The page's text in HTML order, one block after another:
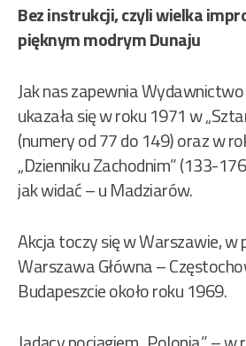
Bez instrukcji, czyli wielka
pięknym modrym Dunaju
Jak nas zapewnia
ukazała się w roku 1971 w
(numery od 77 do 149) oraz w
„Dzienniku Zachodnim” (133-
jak widać – u Madziarów.
Akcja toczy się w Warszawie, w
Warszawa Główna –
Budapeszcie około roku 1969.